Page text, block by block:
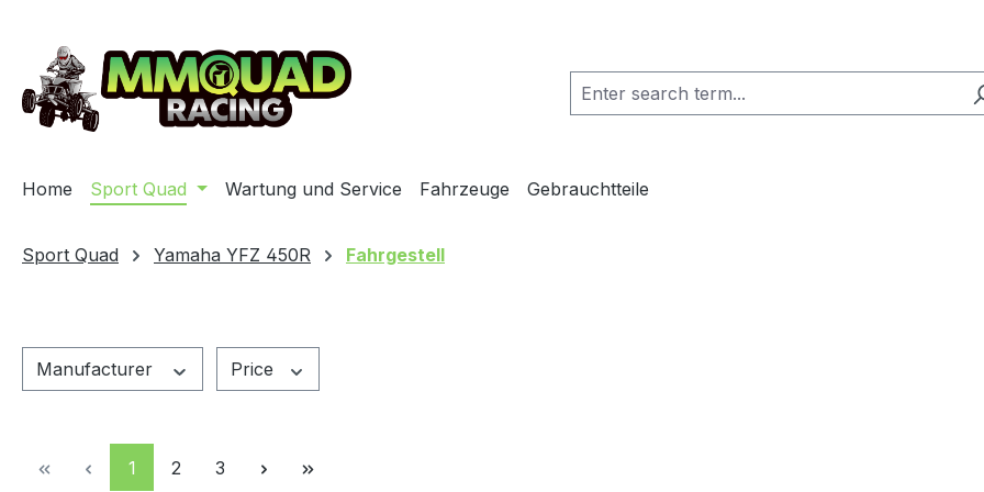
Home Sport Quad Wartung und Service Fahrzeuge Gebrauchtteile
Sport Quad Yamaha YFZ 450R Fahrgestell
Manufacturer Price
Page
1 Page
2 Page
3